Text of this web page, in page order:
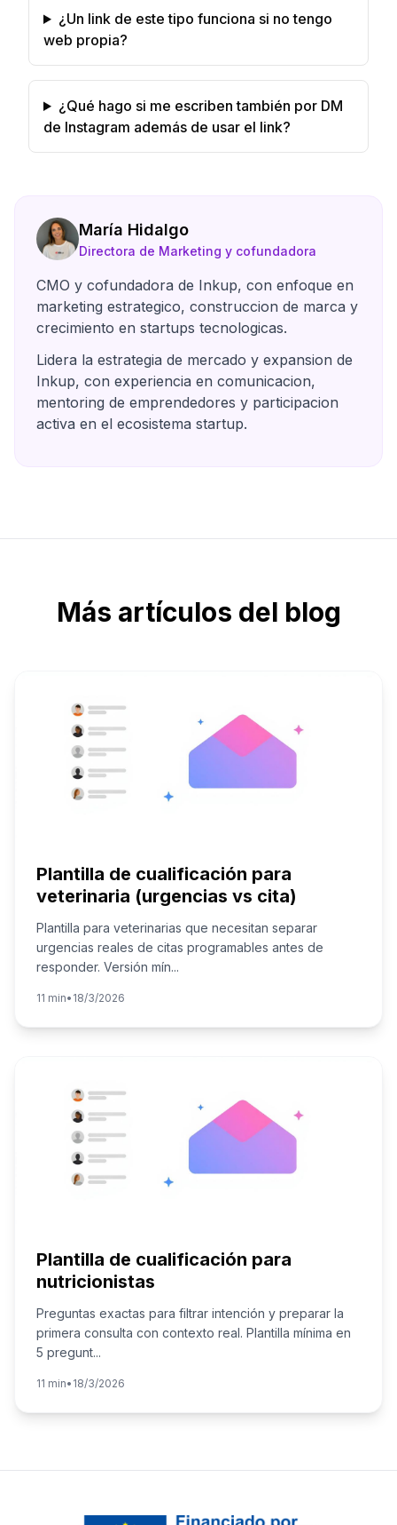
¿Un link de este tipo funciona si no tengo
web propia?
¿Qué hago si me escriben también por DM
de Instagram además de usar el link?
María Hidalgo
Directora de Marketing y cofundadora
CMO y cofundadora de Inkup, con enfoque en
marketing estrategico, construccion de marca y
crecimiento en startups tecnologicas.
Lidera la estrategia de mercado y expansion de
Inkup, con experiencia en comunicacion,
mentoring de emprendedores y participacion
activa en el ecosistema startup.
Más artículos del blog
Plantilla de cualificación para
veterinaria (urgencias vs cita)
Plantilla para veterinarias que necesitan separar
urgencias reales de citas programables antes de
responder. Versión mín...
11 min• 18/3/2026
Plantilla de cualificación para
nutricionistas
Preguntas exactas para filtrar intención y preparar la
primera consulta con contexto real. Plantilla mínima en
5 pregunt...
11 min• 18/3/2026